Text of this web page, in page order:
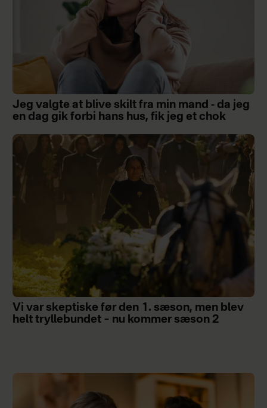
Jeg valgte at blive skilt fra min mand - da jeg
en dag gik forbi hans hus, fik jeg et chok
Vi var skeptiske før den 1. sæson, men blev
helt tryllebundet – nu kommer sæson 2